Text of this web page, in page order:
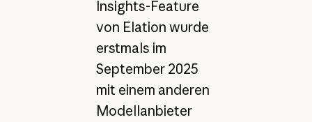
Insights-Feature
von Elation wurde
erstmals im
September 2025
mit einem anderen
Modellanbieter